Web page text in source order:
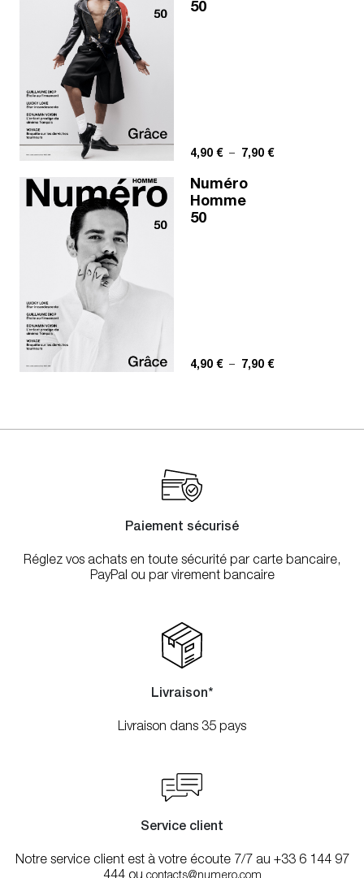
50
4,90 € – 7,90 €Plage de prix :
Numéro
Homme
50
4,90 € – 7,90 €Plage de prix :
Paiement sécurisé
Réglez vos achats en toute sécurité par carte bancaire,
PayPal ou par virement bancaire
Livraison*
Livraison dans 35 pays
Service client
Notre service client est à votre écoute 7/7 au +33 6 144 97